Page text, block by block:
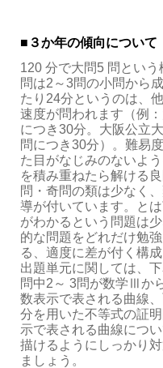
■３か年の傾向について
120 分で大問5 問とい
問は2～3問の小問から
たり24分というのは、
速度が問われます（例
につき30分。大阪公立
問につき30分）。難易
た目がなじみのないよ
を積み重ねたら解ける
問・奇問の類は少なく
導が付いています。と
がわかるという問題は
的な問題をどれだけ勉
る、適度に差が付く構
出題単元に関しては、
問中2～ 3問が数学Ⅲか
数表示で表される曲線
分を用いた不等式の証
示で表される曲線につ
描けるようにしっかり
ましょう。